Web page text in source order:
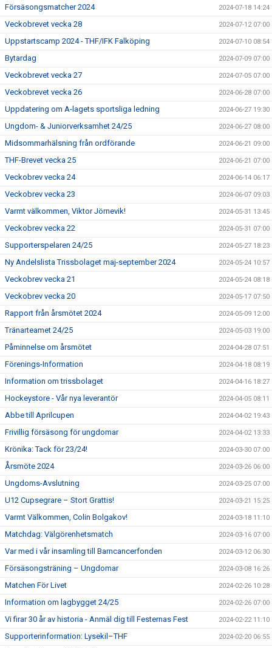
Försäsongsmatcher 2024 2024-07-18 14:24
Veckobrevet vecka 28 2024-07-12 07:00
Uppstartscamp 2024 - THF/IFK Falköping 2024-07-10 08:54
Bytardag 2024-07-09 07:00
Veckobrevet vecka 27 2024-07-05 07:00
Veckobrevet vecka 26 2024-06-28 07:00
Uppdatering om A-lagets sportsliga ledning 2024-06-27 19:30
Ungdom- & Juniorverksamhet 24/25 2024-06-27 08:00
Midsommarhälsning från ordförande 2024-06-21 09:00
THF-Brevet vecka 25 2024-06-21 07:00
Veckobrev vecka 24 2024-06-14 06:17
Veckobrev vecka 23 2024-06-07 09:03
Varmt välkommen, Viktor Jörnevik! 2024-05-31 13:45
Veckobrev vecka 22 2024-05-31 07:00
Supporterspelaren 24/25 2024-05-27 18:23
Ny Andelslista Trissbolaget maj-september 2024 2024-05-24 10:57
Veckobrev vecka 21 2024-05-24 08:18
Veckobrev vecka 20 2024-05-17 07:50
Rapport från årsmötet 2024 2024-05-09 12:00
Tränarteamet 24/25 2024-05-03 19:00
Påminnelse om årsmötet 2024-04-28 07:51
Förenings-Information 2024-04-18 08:19
Information om trissbolaget 2024-04-16 18:27
Hockeystore - Vår nya leverantör 2024-04-05 08:11
Abbe till Aprilcupen 2024-04-02 19:43
Frivillig försäsong för ungdomar 2024-04-02 13:33
Krönika: Tack för 23/24! 2024-03-30 07:00
Årsmöte 2024 2024-03-26 06:00
Ungdoms-Avslutning 2024-03-25 07:00
U12 Cupsegrare – Stort Grattis! 2024-03-21 15:25
Varmt Välkommen, Colin Bolgakov! 2024-03-18 11:10
Matchdag: Välgörenhetsmatch 2024-03-16 07:00
Var med i vår insamling till Barncancerfonden 2024-03-12 06:30
Försäsongsträning – Ungdomar 2024-03-08 16:26
Matchen För Livet 2024-02-26 10:28
Information om lagbygget 24/25 2024-02-26 07:00
Vi firar 30 år av historia - Anmäl dig till Festernas Fest 2024-02-22 11:10
Supporterinformation: Lysekil–THF 2024-02-20 06:55